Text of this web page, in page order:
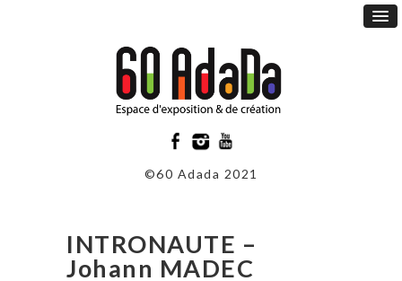
©60 Adada 2021
INTRONAUTE –
Johann MADEC